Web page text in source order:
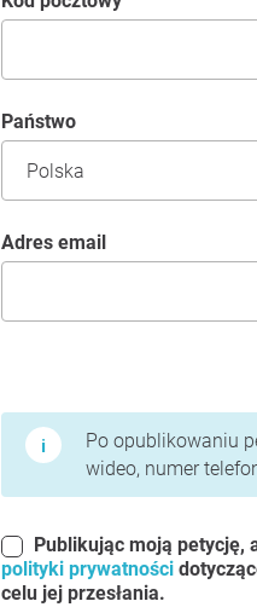
Państwo
Adres email
Warunki użytkowania i
Po opublikowaniu
wideo, numer
Publikując moją petycję,
polityki prywatności
celu jej przesłania.